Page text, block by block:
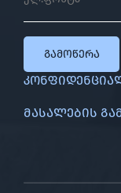
გამოწერა
მასალების